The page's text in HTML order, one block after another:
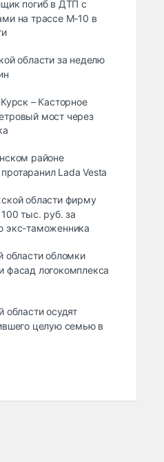
погиб в ДТП с
на трассе М-10 в
области за неделю
– Касторное
мост через
районе
Lada Vesta
области фирму
тыс. руб. за
экс-таможенника
области обломки
фасад логокомплекса
области осудят
целую семью в